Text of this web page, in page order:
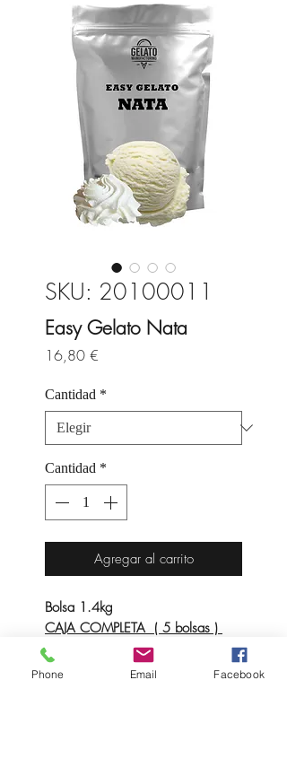
SKU: 20100011
Easy Gelato Nata
16,80 €
Cantidad *
Cantidad *
Agregar al carrito
Bolsa 1.4kg
CAJA COMPLETA ( 5 bolsas )
Precio 12.00€ kilo mix
Phone Email Facebook